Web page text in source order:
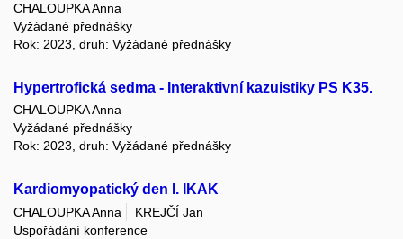
CHALOUPKA Anna
Vyžádané přednášky
Rok: 2023, druh: Vyžádané přednášky
Hypertrofická sedma - Interaktivní kazuistiky PS K35.
CHALOUPKA Anna
Vyžádané přednášky
Rok: 2023, druh: Vyžádané přednášky
Kardiomyopatický den I. IKAK
CHALOUPKA Anna
KREJČÍ Jan
Uspořádání konference